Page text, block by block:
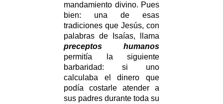
mandamiento divino. Pues
bien: una de esas
tradiciones que Jesús, con
palabras de Isaías, llama
preceptos humanos
permitía la siguiente
barbaridad: si uno
calculaba el dinero que
podía costarle atender a
sus padres durante toda su